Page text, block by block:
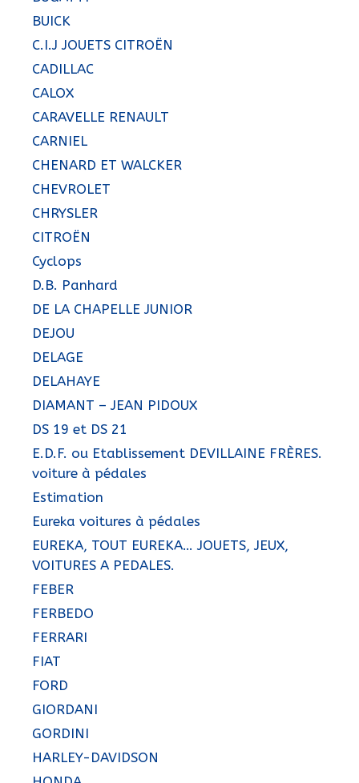
BUICK
C.I.J JOUETS CITROËN
CADILLAC
CALOX
CARAVELLE RENAULT
CARNIEL
CHENARD ET WALCKER
CHEVROLET
CHRYSLER
CITROËN
Cyclops
D.B. Panhard
DE LA CHAPELLE JUNIOR
DEJOU
DELAGE
DELAHAYE
DIAMANT – JEAN PIDOUX
DS 19 et DS 21
E.D.F. ou Etablissement DEVILLAINE FRÈRES.
voiture à pédales
Estimation
Eureka voitures à pédales
EUREKA, TOUT EUREKA… JOUETS, JEUX,
VOITURES A PEDALES.
FEBER
FERBEDO
FERRARI
FIAT
FORD
GIORDANI
GORDINI
HARLEY-DAVIDSON